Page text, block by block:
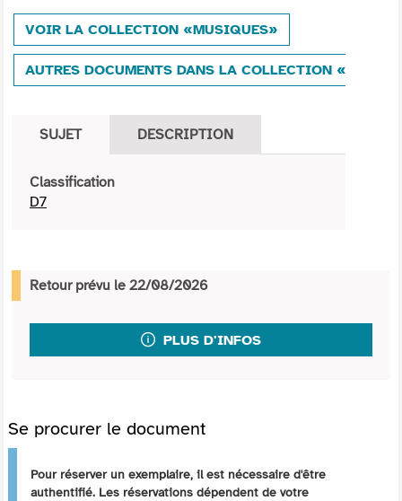
VOIR LA COLLECTION «MUSIQUES»
AUTRES DOCUMENTS DANS LA COLLECTION
SUJET DESCRIPTION
Classification
D7
Retour prévu le 22/08/2026
PLUS D'INFOS
Se procurer le document
Pour réserver un exemplaire, il est nécessaire d'être
authentifié. Les réservations dépendent de votre